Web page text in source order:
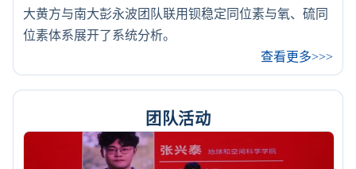
大黄方与南大彭永波团队联用钡稳定同位素与氧、硫同
位素体系展开了系统分析。
查看更多>>>
团队活动